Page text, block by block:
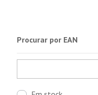
Procurar por EAN